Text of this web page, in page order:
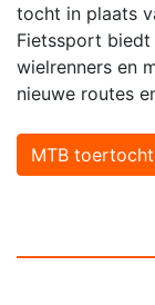
tocht in plaats
Fietssport
wielrenners en
nieuwe routes
MTB